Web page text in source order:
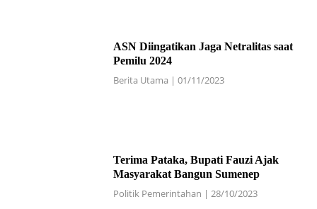
ASN Diingatikan Jaga Netralitas saat
Pemilu 2024
Berita Utama | 01/11/2023
Terima Pataka, Bupati Fauzi Ajak
Masyarakat Bangun Sumenep
Politik Pemerintahan | 28/10/2023